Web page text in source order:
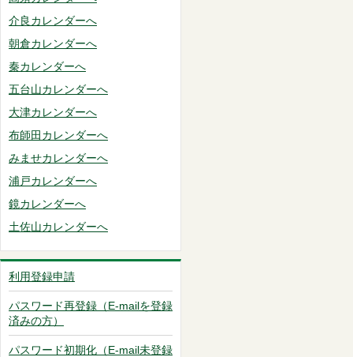
介良カレンダーへ
朝倉カレンダーへ
秦カレンダーへ
五台山カレンダーへ
大津カレンダーへ
布師田カレンダーへ
みませカレンダーへ
浦戸カレンダーへ
鏡カレンダーへ
土佐山カレンダーへ
利用登録申請
パスワード再登録（E-mailを登録
済みの方）
パスワード初期化（E-mail未登録